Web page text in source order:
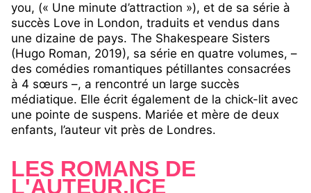
you, (« Une minute d’attraction »), et de sa série à
succès Love in London, traduits et vendus dans
une dizaine de pays. The Shakespeare Sisters
(Hugo Roman, 2019), sa série en quatre volumes, –
des comédies romantiques pétillantes consacrées
à 4 sœurs –, a rencontré un large succès
médiatique. Elle écrit également de la chick-lit avec
une pointe de suspens. Mariée et mère de deux
enfants, l’auteur vit près de Londres.
LES ROMANS DE
L'AUTEUR.ICE